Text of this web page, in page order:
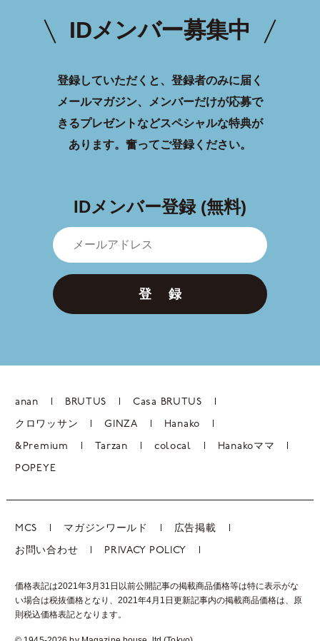
IDメンバー募集中
登録していただくと、登録者のみに届く
メールマガジン、メンバーだけが応募で
きるプレゼントなどスペシャルな特典が
あります。 奮ってご登録ください。
IDメンバー登録 (無料)
登 録
anan BRUTUS Casa BRUTUS
クロワッサン GINZA Hanako
&Premium Tarzan colocal Hanakoママ
POPEYE
MCS マガジンワールド 広告掲載
お問い合わせ PRIVACY POLICY
価格表記は2021年3月31日以前公開記事の掲載商品価格等は特に表示がな
い場合は税抜価格となり、2021年4月1日更新記事内の掲載商品価格は、 原
則税込価格表記となります。